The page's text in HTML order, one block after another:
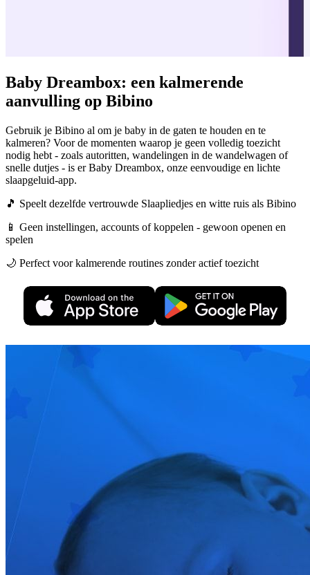
Baby Dreambox: een kalmerende
aanvulling op Bibino
Gebruik je Bibino al om je baby in de gaten te houden en te
kalmeren? Voor de momenten waarop je geen volledig toezicht
nodig hebt - zoals autoritten, wandelingen in de wandelwagen of
snelle dutjes - is er Baby Dreambox, onze eenvoudige en lichte
slaapgeluid-app.
🎵 Speelt dezelfde vertrouwde Slaapliedjes en witte ruis als Bibino
📱 Geen instellingen, accounts of koppelen - gewoon openen en
spelen
🌙 Perfect voor kalmerende routines zonder actief toezicht